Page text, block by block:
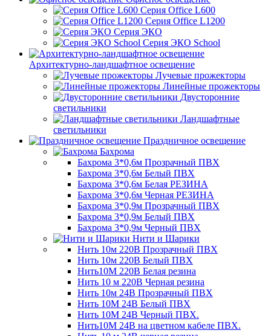
Серия Office L600
Серия Office L1200
Серия ЭКО
Серия ЭКО School
Архитектурно-ландшафтное освещение
Лучевые прожекторы
Линейные прожекторы
Двусторонние
светильники
Ландшафтные
светильники
Праздничное освещение
Бахрома
Бахрома 3*0,6м Прозрачный ПВХ
Бахрома 3*0,6м Белый ПВХ
Бахрома 3*0,6м Белая РЕЗИНА
Бахрома 3*0,6м Черная РЕЗИНА
Бахрома 3*0,9м Прозрачный ПВХ
Бахрома 3*0,9м Белый ПВХ
Бахрома 3*0,9м Черный ПВХ
Нити и Шарики
Нить 10м 220В Прозрачный ПВХ
Нить 10м 220В Белый ПВХ
Нить10М 220В Белая резина
Нить 10 м 220В Черная резина
Нить 10м 24В Прозрачный ПВХ
Нить 10М 24В Белый ПВХ
Нить 10М 24В Черный ПВХ.
Нить10М 24В на цветном кабеле ПВХ.